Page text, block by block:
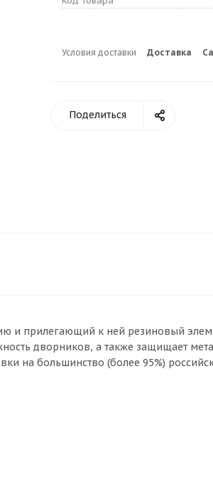
Условия доставки Доставка
Поделиться
и прилегающий к ней резиновый
дворников, а также защищает
на большинство (более 95%)